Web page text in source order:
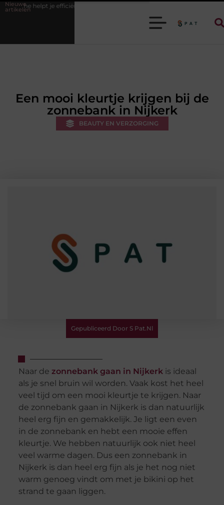
Nieuwe
artikelen
efficiënter werken
Een mooi kleurtje krijgen bij de
zonnebank in Nijkerk
BEAUTY EN VERZORGING
Gepubliceerd Door S Pat.nl
Naar de zonnebank gaan in Nijkerkis ideaal
als je snel bruin wil worden. Vaak kost het heel
veel tijd om een mooi kleurtje te krijgen. Naar
de zonnebank gaan in Nijkerk is dan natuurlijk
heel erg fijn en gemakkelijk. Je ligt een even
in de zonnebank en hebt een mooie effen
kleurtje. We hebben natuurlijk ook niet heel
veel warme dagen. Dus een zonnebank in
Nijkerk is dan heel erg fijn als je het nog niet
warm genoeg vindt om met je bikini op het
strand te gaan liggen.